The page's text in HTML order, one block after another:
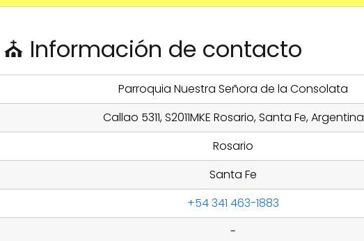
⛪ Información de contacto
Parroquia Nuestra Señora de la Consolata
Callao 5311, S2011MKE Rosario, Santa Fe, Argentina
Rosario
Santa Fe
+54 341 463-1883
-